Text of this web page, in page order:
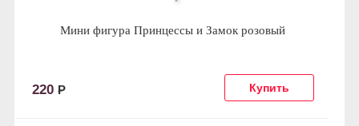
Мини фигура Принцессы и Замок розовый
220 Р